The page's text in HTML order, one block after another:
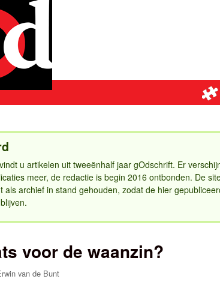
u artikelen uit tweeënhalf jaar gOdschrift. Er
meer, de redactie is begin 2016 ontbonden. De
als archief in stand gehouden, zodat de hier
voor de waanzin?
van de Bunt